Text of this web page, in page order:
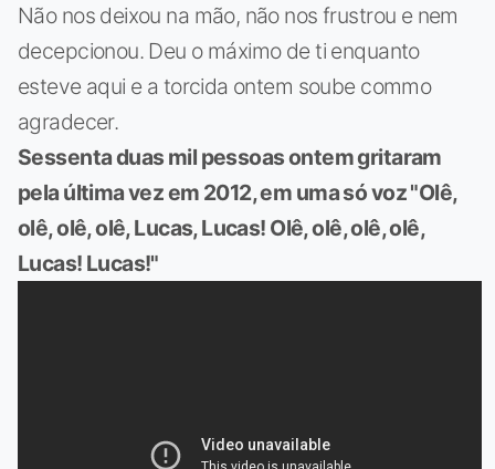
Não nos deixou na mão, não nos frustrou e nem
decepcionou. Deu o máximo de ti enquanto
esteve aqui e a torcida ontem soube commo
agradecer.
Sessenta duas mil pessoas ontem gritaram
pela última vez em 2012, em uma só voz "Olê,
olê, olê, olê, Lucas, Lucas! Olê, olê, olê, olê,
Lucas! Lucas!"